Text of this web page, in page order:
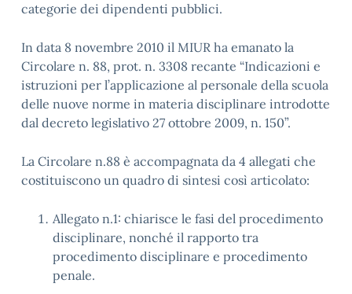
categorie dei dipendenti pubblici.
In data 8 novembre 2010 il MIUR ha emanato la
Circolare n. 88, prot. n. 3308 recante “Indicazioni e
istruzioni per l’applicazione al personale della scuola
delle nuove norme in materia disciplinare introdotte
dal decreto legislativo 27 ottobre 2009, n. 150”.
La Circolare n.88 è accompagnata da 4 allegati che
costituiscono un quadro di sintesi così articolato:
Allegato n.1: chiarisce le fasi del procedimento
disciplinare, nonché il rapporto tra
procedimento disciplinare e procedimento
penale.